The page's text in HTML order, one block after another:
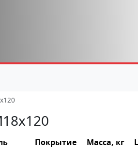
Покрытие Масса, кг